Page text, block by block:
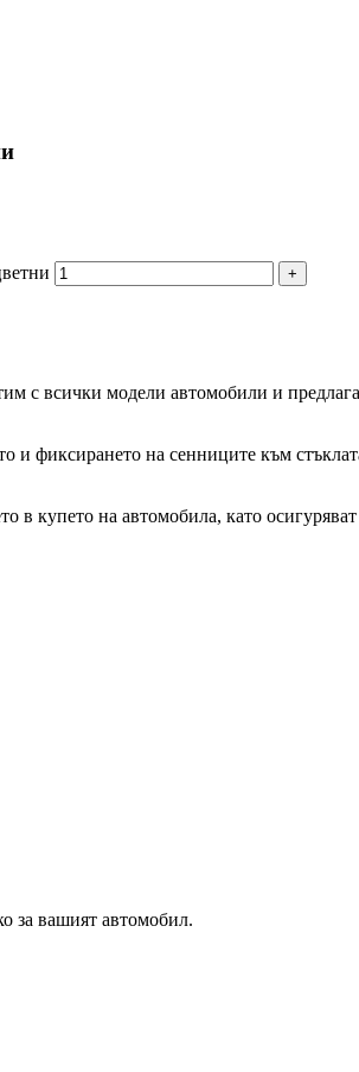
с всички модели автомобили и
и фиксирането на сенниците към
в купето на автомобила, като
за вашият автомобил.